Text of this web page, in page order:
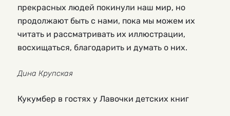
прекрасных людей покинули наш мир, но
продолжают быть с нами, пока мы можем их
читать и рассматривать их иллюстрации,
восхищаться, благодарить и думать о них.
Дина Крупская
Кукумбер в гостях у Лавочки детских книг